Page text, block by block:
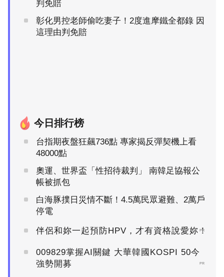
判免賠
彰化男控老師偷吃妻子！2度進摩鐵全都錄 因
這理由判免賠
今日排行榜
台指期夜盤狂飆736點 專家揭反彈契機上看
48000點
奧運、世界盃「性招待裁判」 南韓足協報公
帳被抓包
白海豚撲日災情不斷！4.5萬民眾避難、2萬戶
停電
伴侶和妳一起預防HPV，才有資格說愛妳！
PR
009829掌握AI關鍵 大華韓國KOSPI 50今
強勢開募
PR